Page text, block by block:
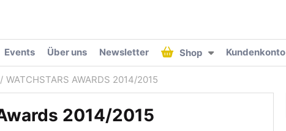
Events Über uns Newsletter Shop Kundenkonto
WATCHSTARS AWARDS 2014/2015
2014/2015